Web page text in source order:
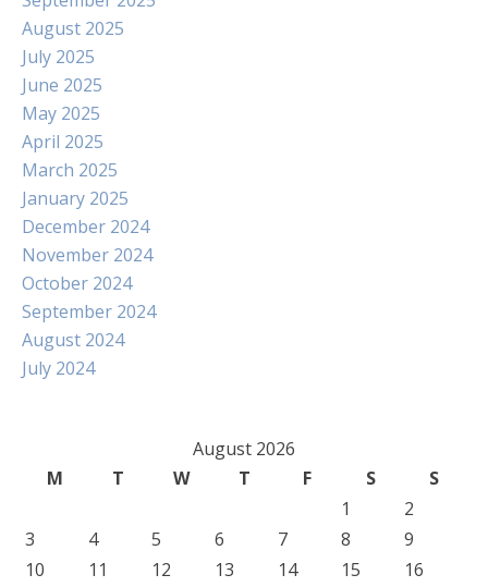
August 2025
July 2025
June 2025
May 2025
April 2025
March 2025
January 2025
December 2024
November 2024
October 2024
September 2024
August 2024
July 2024
August 2026
M
T W T F S
S
1
2
3
4 5 6 7 8
9
10
11 12 13 14 15
16